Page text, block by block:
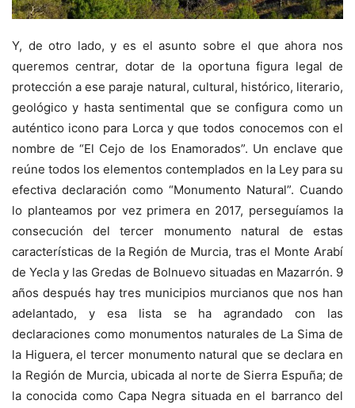
Y, de otro lado, y es el asunto sobre el que ahora nos
queremos centrar, dotar de la oportuna figura legal de
protección a ese paraje natural, cultural, histórico, literario,
geológico y hasta sentimental que se configura como un
auténtico icono para Lorca y que todos conocemos con el
nombre de “El Cejo de los Enamorados”. Un enclave que
reúne todos los elementos contemplados en la Ley para su
efectiva declaración como “Monumento Natural”. Cuando
lo planteamos por vez primera en 2017, perseguíamos la
consecución del tercer monumento natural de estas
características de la Región de Murcia, tras el Monte Arabí
de Yecla y las Gredas de Bolnuevo situadas en Mazarrón. 9
años después hay tres municipios murcianos que nos han
adelantado, y esa lista se ha agrandado con las
declaraciones como monumentos naturales de La Sima de
la Higuera, el tercer monumento natural que se declara en
la Región de Murcia, ubicada al norte de Sierra Espuña; de
la conocida como Capa Negra situada en el barranco del